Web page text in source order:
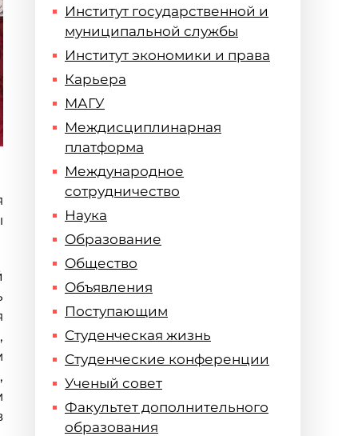
Институт государственной и
муниципальной службы
Институт экономики и права
Карьера
МАГУ
Междисциплинарная
платформа
Международное
сотрудничество
Наука
Образование
Общество
Объявления
Поступающим
Студенческая жизнь
Студенческие конференции
Ученый совет
Факультет дополнительного
образования